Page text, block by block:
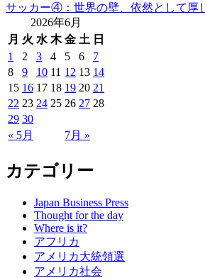
サッカー④：世界の壁、依然として厚
2026年6月
月 火 水 木 金 土 日
« 5月 7月 »
1 2 3 4 5 6
7
8
9 10 11 12 13 14
15 16 17 18 19 20 21
22 23 24 25 26 27 28
29 30
カテゴリー
Japan Business Press
Thought for the day
Where is it?
アフリカ
アメリカ大統領選
アメリカ社会